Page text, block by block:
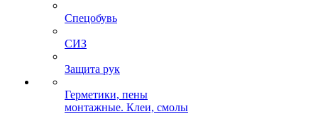
Спецобувь
СИЗ
Защита рук
Герметики, пены
монтажные. Клеи, смолы